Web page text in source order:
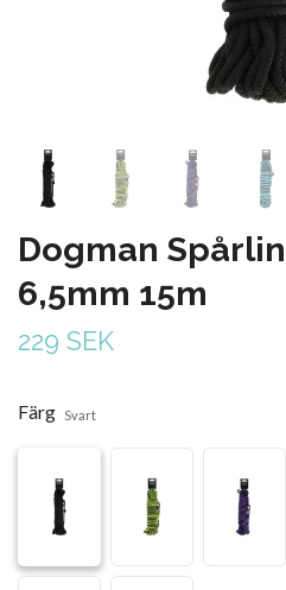
Dogman
6,5mm 15m
229 SEK
Färg Svart